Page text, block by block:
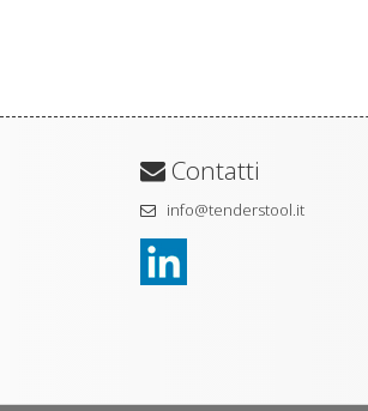
Contatti
info@tenderstool.it